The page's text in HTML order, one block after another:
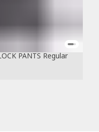
PANTS Regular